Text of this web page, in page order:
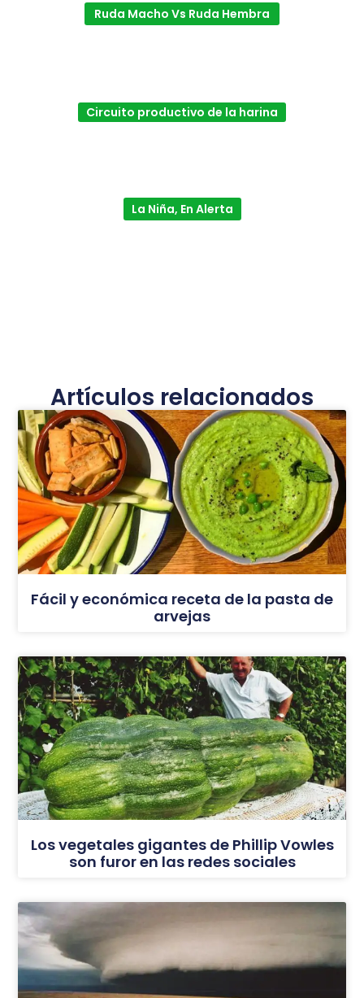
Ruda Macho Vs Ruda Hembra
Circuito productivo de la harina
La Niña, En Alerta
Artículos relacionados
Fácil y económica receta de la pasta de
arvejas
Los vegetales gigantes de Phillip Vowles
son furor en las redes sociales